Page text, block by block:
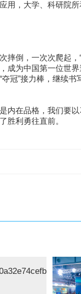
用，大学、科研院
摔倒，一次次爬起
成为中国第一位世
冠”接力棒，继续
内在品格，我们要
胜利勇往直前。